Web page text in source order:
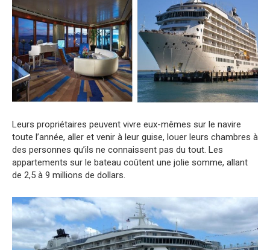
Leurs propriétaires peuvent vivre eux-mêmes sur le navire
toute l’année, aller et venir à leur guise, louer leurs chambres à
des personnes qu’ils ne connaissent pas du tout. Les
appartements sur le bateau coûtent une jolie somme, allant
de 2,5 à 9 millions de dollars.